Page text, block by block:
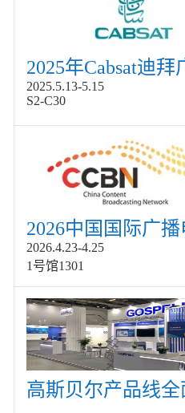
2025.5.13-5.15
S2-C30
2026.4.23-4.25
1号馆1301